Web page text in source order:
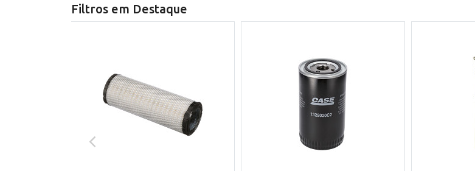
Filtros em Destaque